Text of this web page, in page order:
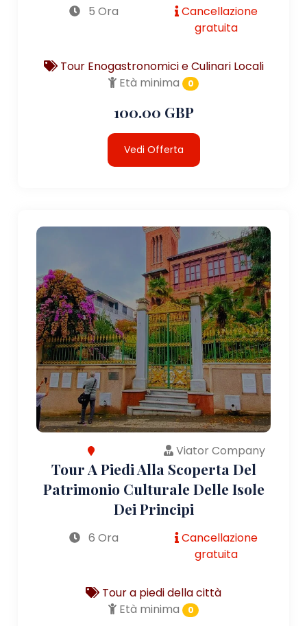
5 Ora
Cancellazione
gratuita
Tour Enogastronomici e Culinari Locali
Età minima
0
100.00 GBP
Vedi Offerta
Viator Company
Tour A Piedi Alla Scoperta Del
Patrimonio Culturale Delle Isole
Dei Principi
6 Ora
Cancellazione
gratuita
Tour a piedi della città
Età minima
0